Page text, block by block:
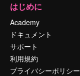
はじめに
Academy
ドキュメント
サポート
利用規約
プライバシーポリシー